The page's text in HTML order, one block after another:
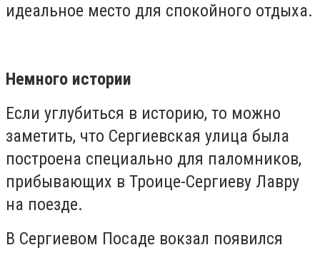
идеальное место для спокойного отдыха.
Немного истории
Если углубиться в историю, то можно
заметить, что Сергиевская улица была
построена специально для паломников,
прибывающих в Троице-Сергиеву Лавру
на поезде.
В Сергиевом Посаде вокзал появился